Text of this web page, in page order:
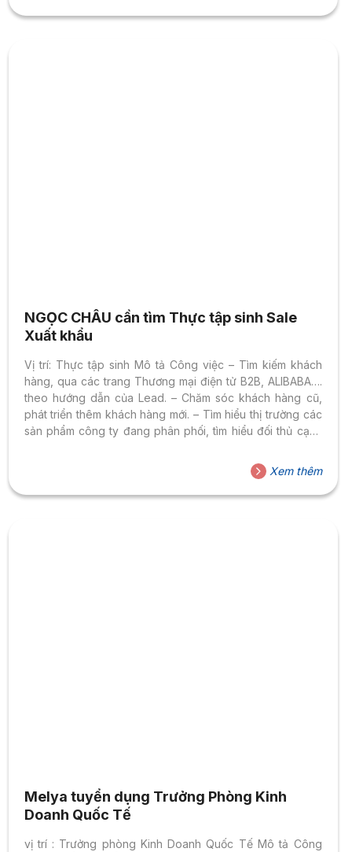
NGỌC CHÂU cần tìm Thực tập sinh Sale
Xuất khẩu
Vị trí: Thực tập sinh Mô tả Công việc – Tìm kiếm khách
hàng, qua các trang Thương mại điện tử B2B, ALIBABA….
theo hướng dẫn của Lead. – Chăm sóc khách hàng cũ,
phát triển thêm khách hàng mới. – Tìm hiểu thị trường các
sản phẩm công ty đang phân phối, tìm hiểu đối thủ cạnh
trường bằng cách của riêng mình. – Làm báo giá, hợp
đồng, đơn đặt hàng, tạm ứng ….đồng thời theo dõi đơn
hàng, hoàn mẫu, hoàn chi phí...
Xem thêm
Melya tuyển dụng Trưởng Phòng Kinh
Doanh Quốc Tế
vị trí : Trưởng phòng Kinh Doanh Quốc Tế Mô tả Công